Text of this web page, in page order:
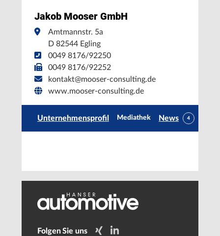
Jakob Mooser GmbH
Amtmannstr. 5a
D 82544 Egling
0049 8176/92250
0049 8176/92252
kontakt@mooser-consulting.de
www.mooser-consulting.de
Unternehmensprofil Mediathek News 4
Folgen Sie uns